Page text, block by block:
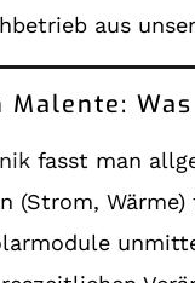
aus
fasst man
(Strom,